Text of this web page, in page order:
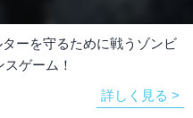
ーを守るために戦うゾンビ
ゲーム！
詳しく見る >